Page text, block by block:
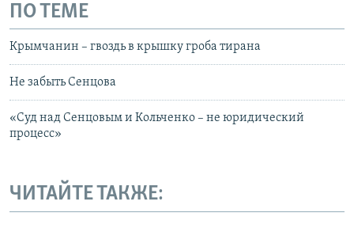
ПО ТЕМЕ
Крымчанин – гвоздь в крышку гроба тирана
Не забыть Сенцова
«Суд над Сенцовым и Кольченко – не юридический
процесс»
ЧИТАЙТЕ ТАКЖЕ: